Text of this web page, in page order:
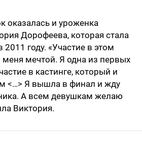
оказалась и уроженка
Дорофеева, которая стала
году. «Участие в этом
меня мечтой. Я одна из первых
в кастинге, который и
<…> Я вышла в финал и жду
А всем девушкам желаю
Виктория.